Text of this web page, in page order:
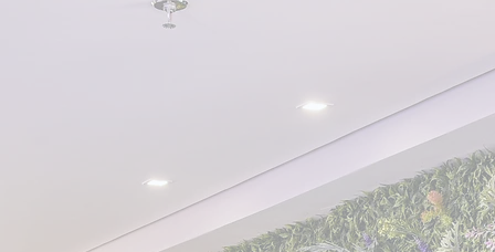
Dataside é líder nos dois quadrantes
avaliados